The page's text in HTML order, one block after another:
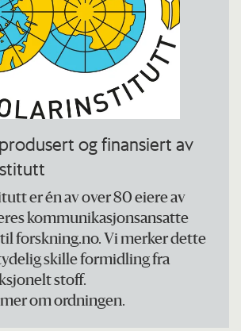
Mammal Sightings,
i Artskart. Marine pattedyr i
omfatter hval, sel,
isbjørn.
eller områder, slik at det
å få med seg endringer.
og finansiert av
er én av over 80 eiere av
kommunikasjonsansatte
forskning.no. Vi merker dette
skille formidling fra
stoff.
om ordningen.